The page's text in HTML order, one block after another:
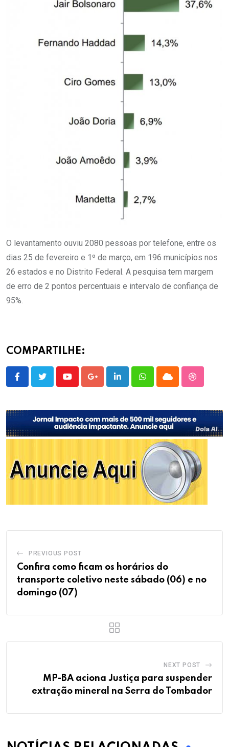
O levantamento ouviu 2080 pessoas por telefone, entre os
dias 25 de fevereiro e 1º de março, em 196 municípios nos
26 estados e no Distrito Federal. A pesquisa tem margem
de erro de 2 pontos percentuais e intervalo de confiança de
95%.
COMPARTILHE:
YoutubeGoogle+LinkedInWhatsappCloud
PREVIOUS POST
Confira como ficam os horários do
transporte coletivo neste sábado (06) e no
domingo (07)
NEXT POST
MP-BA aciona Justiça para suspender
extração mineral na Serra do Tombador